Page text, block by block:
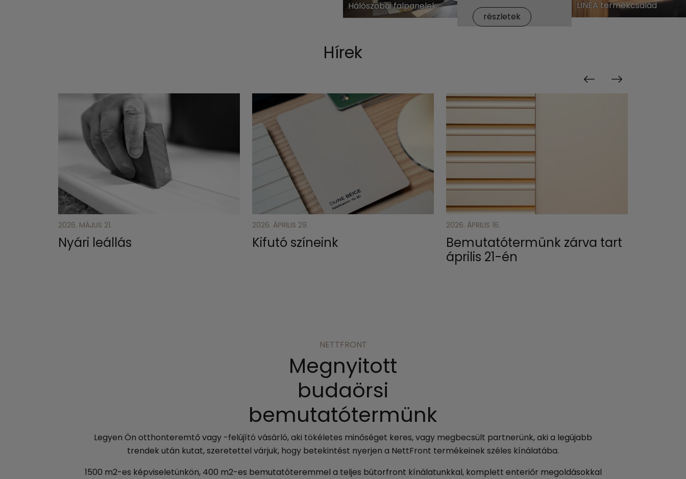
Hálószobai falpanelek
részletek
LINEA termékcsalád
Hírek
2026. MÁJUS 21.
Nyári leállás
2026. ÁPRILIS 29.
Kifutó színeink
2026. ÁPRILIS 16.
Bemutatótermünk zárva tart
április 21-én
NETTFRONT
Megnyitott
budaörsi
bemutatótermünk
Legyen Ön otthonteremtő vagy -felújító vásárló, aki tökéletes minőséget keres, vagy megbecsült partnerünk, aki a legújabb
trendek után kutat, szeretettel várjuk, hogy betekintést nyerjen a NettFront termékeinek széles kínálatába.
1500 m2-es képviseletünkön, 400 m2-es bemutatóteremmel a teljes bútorfront kínálatunkkal, komplett enteriőr megoldásokkal